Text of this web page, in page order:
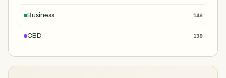
Business 148
CBD 138